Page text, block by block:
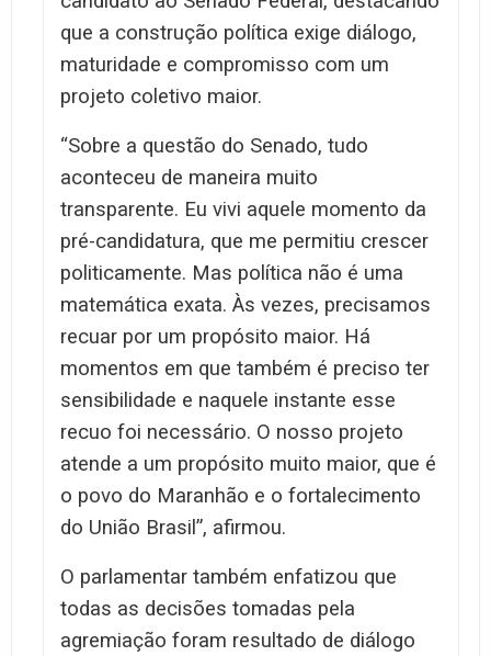
que a construção política exige diálogo,
maturidade e compromisso com um
projeto coletivo maior.
“Sobre a questão do Senado, tudo
aconteceu de maneira muito
transparente. Eu vivi aquele momento da
pré-candidatura, que me permitiu crescer
politicamente. Mas política não é uma
matemática exata. Às vezes, precisamos
recuar por um propósito maior. Há
momentos em que também é preciso ter
sensibilidade e naquele instante esse
recuo foi necessário. O nosso projeto
atende a um propósito muito maior, que é
o povo do Maranhão e o fortalecimento
do União Brasil”, afirmou.
O parlamentar também enfatizou que
todas as decisões tomadas pela
agremiação foram resultado de diálogo